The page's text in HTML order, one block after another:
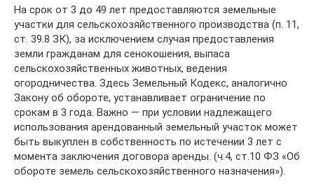
На срок от 3 до 49 лет предоставляются земельные
участки для сельскохозяйственного производства (п. 11,
ст. 39.8 ЗК), за исключением случая предоставления
земли гражданам для сенокошения, выпаса
сельскохозяйственных животных, ведения
огородничества. Здесь Земельный Кодекс, аналогично
Закону об обороте, устанавливает ограничение по
срокам в 3 года. Важно — при условии надлежащего
использования арендованный земельный участок может
быть выкуплен в собственность по истечении 3 лет с
момента заключения договора аренды. (ч.4, ст.10 ФЗ «Об
обороте земель сельскохозяйственного назначения»).